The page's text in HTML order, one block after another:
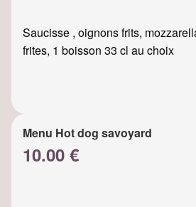
Saucisse , oignons frits,
frites, 1 boisson 33 cl au choix
Menu Hot dog savoyard
10.00 €